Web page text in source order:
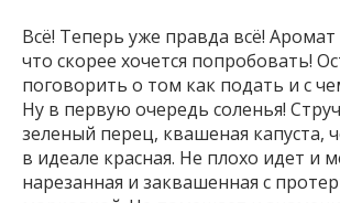
Всё! Теперь уже правда всё!
что скорее хочется попробовать!
поговорить о том как подать и с
Ну в первую очередь соленья!
зеленый перец, квашеная капуста,
в идеале красная. Не плохо идет и
нарезанная и заквашенная с